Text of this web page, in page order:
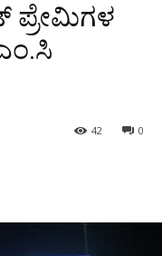
ಪ್ರೇಮಿಗಳ
0
42